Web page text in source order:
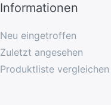
Informationen
Neu eingetroffen
Zuletzt angesehen
Produktliste vergleichen